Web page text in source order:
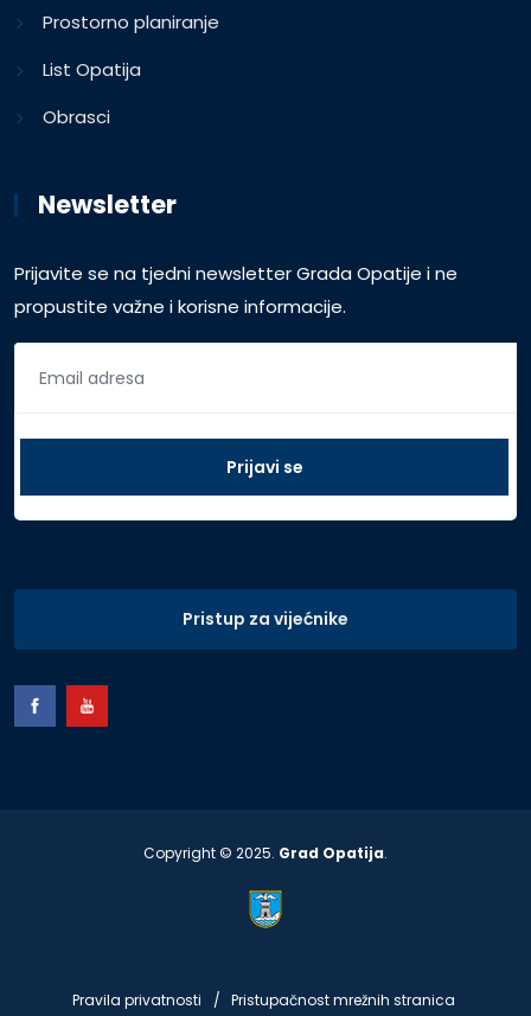
Prostorno planiranje
List Opatija
Obrasci
Newsletter
Prijavite se na tjedni newsletter Grada Opatije i ne
propustite važne i korisne informacije.
Pristup za vijećnike
Copyright © 2025. Grad Opatija.
Pravila privatnosti Pristupačnost mrežnih stranica